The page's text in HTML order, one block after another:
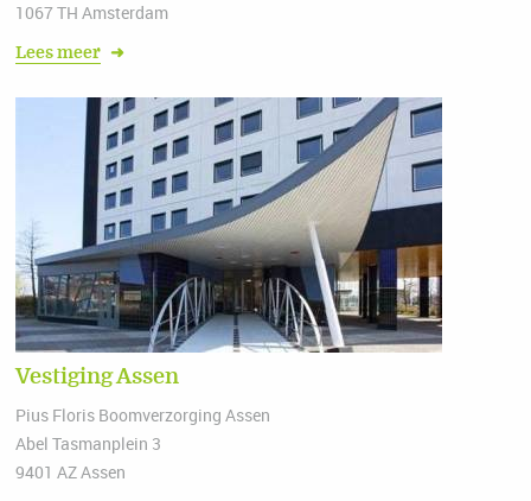
1067 TH Amsterdam
Lees meer ➜
Vestiging Assen
Pius Floris Boomverzorging Assen
Abel Tasmanplein 3
9401 AZ Assen